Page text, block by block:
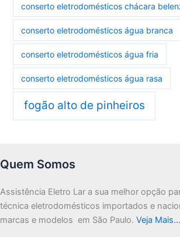
conserto eletrodomésticos chácara
conserto eletrodomésticos água branca
conserto eletrodomésticos água fria
conserto eletrodomésticos água rasa
fogão alto de pinheiros
Quem Somos
Assistência Eletro Lar a sua melhor opção
técnica eletrodomésticos importados e
marcas e modelos em São Paulo. Veja Mais…